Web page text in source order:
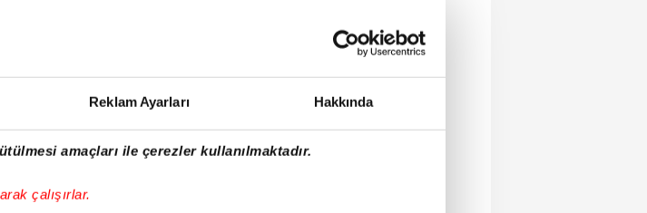
Reklam Ayarları Hakkında
amaçları ile çerezler kullanılmaktadır.
çalışırlar.
yayılırken, su